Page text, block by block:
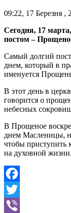
09:22, 17 Березня ,
Сегодня, 17
постом –
Самый долгий пост
днем, который в
именуется
В этот день в
говорится о
небесных
В Прощеное
днем Масленицы,
чтобы приступить
на духовной
Facebook
Twitter